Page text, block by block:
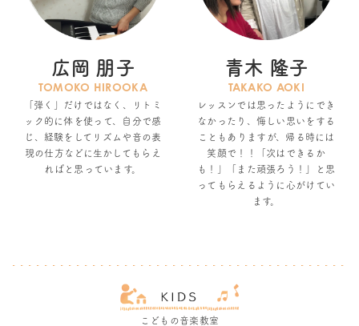
広岡 朋子
TOMOKO HIROOKA
「弾く」だけではなく、リトミ
ック的に体を使って、自分で感
じ、経験をしてリズムや音の表
現の仕方などに生かしてもらえ
ればと思っています。
青木 隆子
TAKAKO AOKI
レッスンでは思ったようにでき
なかったり、悔しい思いをする
こともありますが、帰る時には
笑顔で！！「次はできるか
も！」「また頑張ろう！」と思
ってもらえるように心がけてい
ます。
こどもの音楽教室